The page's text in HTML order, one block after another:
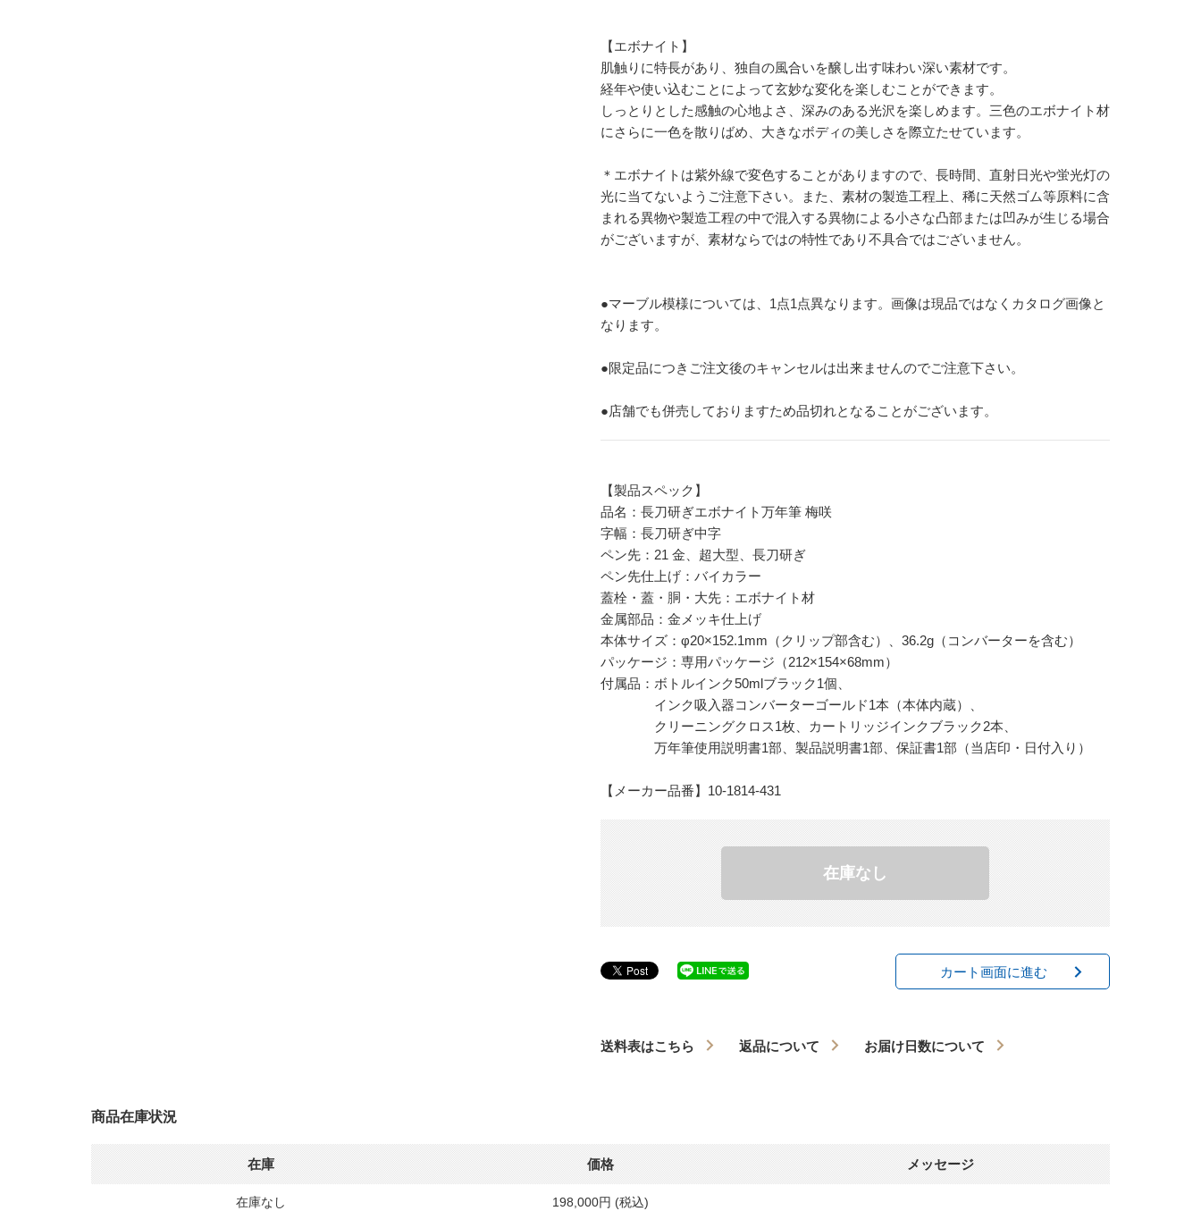
【エボナイト】
肌触りに特長があり、独自の風合いを醸し出す味わい深い素材です。
経年や使い込むことによって玄妙な変化を楽しむことができます。
しっとりとした感触の心地よさ、深みのある光沢を楽しめます。三色のエボナイト材
にさらに一色を散りばめ、大きなボディの美しさを際立たせています。
＊エボナイトは紫外線で変色することがありますので、長時間、直射日光や蛍光灯の
光に当てないようご注意下さい。また、素材の製造工程上、稀に天然ゴム等原料に含
まれる異物や製造工程の中で混入する異物による小さな凸部または凹みが生じる場合
がございますが、素材ならではの特性であり不具合ではございません。
●マーブル模様については、1点1点異なります。画像は現品ではなくカタログ画像と
なります。
●限定品につきご注文後のキャンセルは出来ませんのでご注意下さい。
●店舗でも併売しておりますため品切れとなることがございます。
【製品スペック】
品名：長刀研ぎエボナイト万年筆 梅咲
字幅：長刀研ぎ中字
ペン先：21 金、超大型、長刀研ぎ
ペン先仕上げ：バイカラー
蓋栓・蓋・胴・大先：エボナイト材
金属部品：金メッキ仕上げ
本体サイズ：φ20×152.1mm（クリップ部含む）、36.2g（コンバーターを含む）
パッケージ：専用パッケージ（212×154×68mm）
付属品：ボトルインク50mlブラック1個、
インク吸入器コンバーターゴールド1本（本体内蔵）、
クリーニングクロス1枚、カートリッジインクブラック2本、
万年筆使用説明書1部、製品説明書1部、保証書1部（当店印・日付入り）
【メーカー品番】10-1814-431
在庫なし
カート画面に進む
送料表はこちら 返品について お届け日数について
商品在庫状況
在庫 価格 メッセージ
在庫なし 198,000円 (税込)